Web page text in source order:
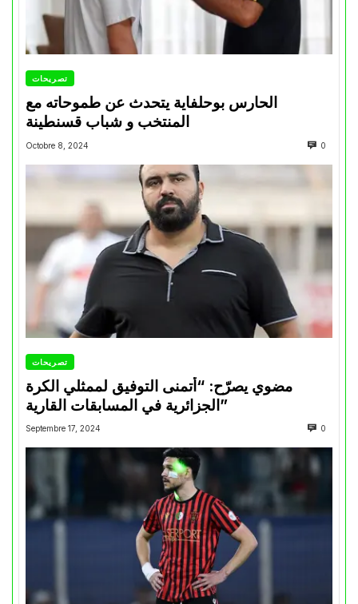
تصريحات
الحارس بوحلفاية يتحدث عن طموحاته مع
المنتخب و شباب قسنطينة
Octobre 8, 2024 0
تصريحات
مضوي يصرّح: “أتمنى التوفيق لممثلي الكرة
الجزائرية في المسابقات القارية”
Septembre 17, 2024 0